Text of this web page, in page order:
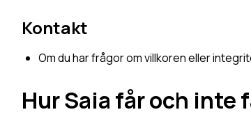
Kontakt
Om du har frågor om villkoren eller
Hur Saia får och inte